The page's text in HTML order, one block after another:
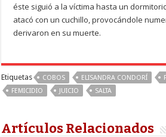
éste siguió a la víctima hasta un
atacó con un cuchillo, provocándole
derivaron en su muerte.
Etiquetas COBOS ELISANDRA CONDORÍ
FEMICIDIO
JUICIO SALTA
Artículos Relacionados